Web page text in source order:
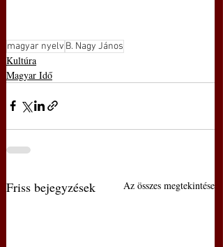
magyar nyelv B. Nagy János
Kultúra
Magyar Idő
Friss bejegyzések Az összes megtekintése